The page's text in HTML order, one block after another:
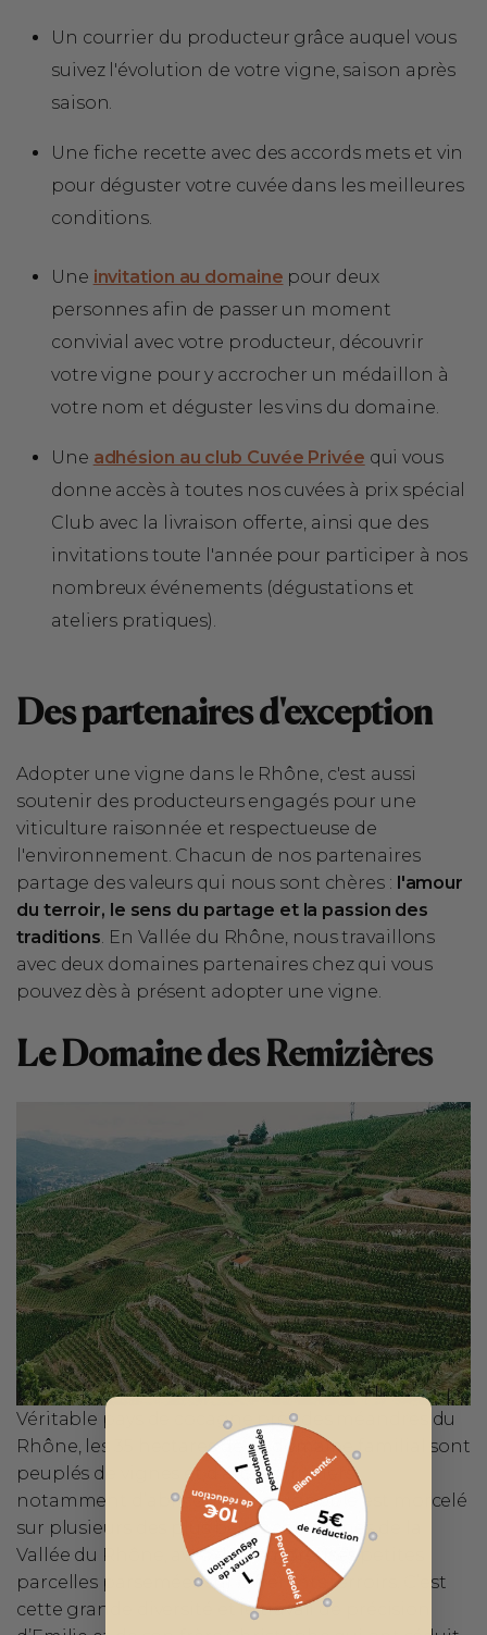
Un courrier du producteur grâce auquel vous
suivez l'évolution de votre vigne, saison après
saison.
Une fiche recette avec des accords mets et vin
pour déguster votre cuvée dans les meilleures
conditions.
Une invitation au domaine pour deux
personnes afin de passer un moment
convivial avec votre producteur, découvrir
votre vigne pour y accrocher un médaillon à
votre nom et déguster les vins du domaine.
Une adhésion au club Cuvée Privée qui vous
donne accès à toutes nos cuvées à prix spécial
Club avec la livraison offerte, ainsi que des
invitations toute l'année pour participer à nos
nombreux événements (dégustations et
ateliers pratiques).
Des partenaires d'exception
Adopter une vigne dans le Rhône, c'est aussi
soutenir des producteurs engagés pour une
viticulture raisonnée et respectueuse de
l'environnement. Chacun de nos partenaires
partage des valeurs qui nous sont chères : l'amour
du terroir, le sens du partage et la passion des
traditions. En Vallée du Rhône, nous travaillons
avec deux domaines partenaires chez qui vous
pouvez dès à présent adopter une vigne.
Le Domaine des Remizières
Véritable pays de cocagne près des méandres du
Rhône, les 35 hectares de ce domaine familial sont
peuplés de vignes et d'arbres fruitiers,
notamment d’abricotiers. Le vignoble est morcelé
sur plusieurs des plus belles communes de la
Vallée du Rhône, avec de nombreuses petites
parcelles parsemées sur différents terroirs. C’est
cette grande diversité et le travail de précision